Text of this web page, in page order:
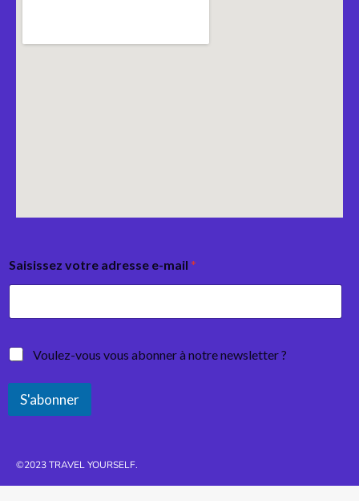
Saisissez votre adresse e-mail *
Voulez-vous vous abonner à notre newsletter ?
S'abonner
©2023 TRAVEL YOURSELF.